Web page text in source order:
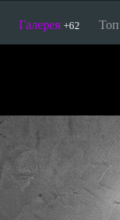
Галерея +62